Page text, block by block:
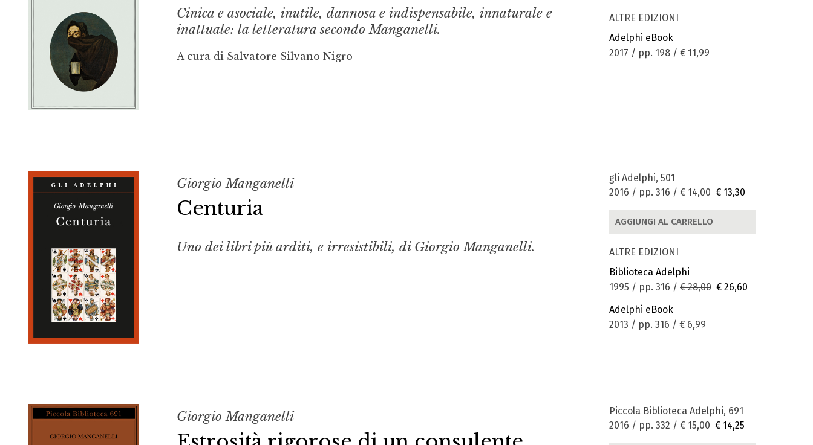
Cinica e asociale, inutile, dannosa e indispensabile, innaturale e
inattuale: la letteratura secondo Manganelli.
A cura di Salvatore Silvano Nigro
ALTRE EDIZIONI
Adelphi eBook
2017 / pp. 198 / € 11,99
Giorgio Manganelli
Centuria
Uno dei libri più arditi, e irresistibili, di Giorgio Manganelli.
gli Adelphi, 501
2016 / pp. 316 / € 14,00 € 13,30
AGGIUNGI AL CARRELLO
ALTRE EDIZIONI
Biblioteca Adelphi
1995 / pp. 316 / € 28,00 € 26,60
Adelphi eBook
2013 / pp. 316 / € 6,99
Giorgio Manganelli
Piccola Biblioteca Adelphi, 691
2016 / pp. 332 / € 15,00 € 14,25